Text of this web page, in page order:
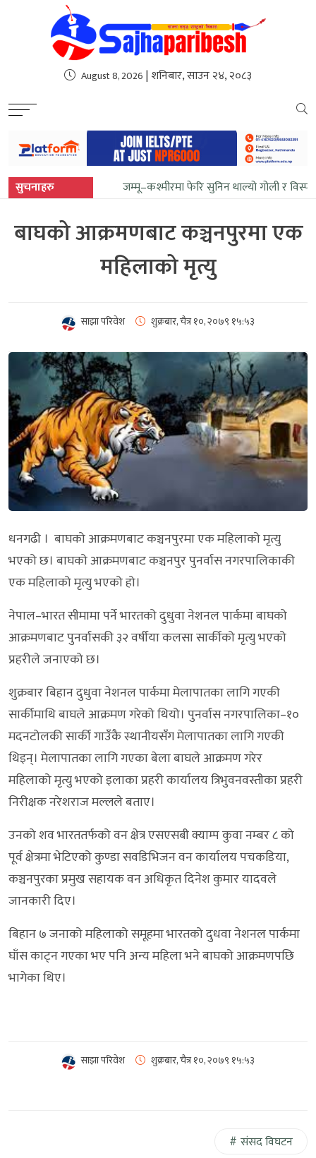
sweet bonanza
August 8, 2026 | शनिबार, साउन २४, २०८३
सुचनाहरु जम्मू–कश्मीरमा फेरि सुनिन थाल्यो गोली र
बाघको आक्रमणबाट कञ्चनपुरमा एक
महिलाको मृत्यु
साझा परिवेश शुक्रबार, चैत्र १०, २०७९ १५:५३
धनगढी । बाघको आक्रमणबाट कञ्चनपुरमा एक महिलाको मृत्यु
भएको छ। बाघको आक्रमणबाट कञ्चनपुर पुनर्वास नगरपालिकाकी
एक महिलाको मृत्यु भएको हो।
नेपाल–भारत सीमामा पर्ने भारतको दुधुवा नेशनल पार्कमा बाघको
आक्रमणबाट पुनर्वासकी ३२ वर्षीया कलसा सार्कीको मृत्यु भएको
प्रहरीले जनाएको छ।
शुक्रबार बिहान दुधुवा नेशनल पार्कमा मेलापातका लागि गएकी
सार्कीमाथि बाघले आक्रमण गरेको थियो। पुनर्वास नगरपालिका–१०
मदनटोलकी सार्की गाउँकै स्थानीयसँग मेलापातका लागि गएकी
थिइन्। मेलापातका लागि गएका बेला बाघले आक्रमण गरेर
महिलाको मृत्यु भएको इलाका प्रहरी कार्यालय त्रिभुवनवस्तीका प्रहरी
निरीक्षक नरेशराज मल्लले बताए।
उनको शव भारततर्फको वन क्षेत्र एसएसबी क्याम्प कुवा नम्बर ८ को
पूर्व क्षेत्रमा भेटिएको कुण्डा सवडिभिजन वन कार्यालय पचकडिया,
कञ्चनपुरका प्रमुख सहायक वन अधिकृत दिनेश कुमार यादवले
जानकारी दिए।
बिहान ७ जनाको महिलाको समूहमा भारतको दुधवा नेशनल पार्कमा
घाँस काट्न गएका भए पनि अन्य महिला भने बाघको आक्रमणपछि
भागेका थिए।
साझा परिवेश शुक्रबार, चैत्र १०, २०७९ १५:५३
संसद विघटन